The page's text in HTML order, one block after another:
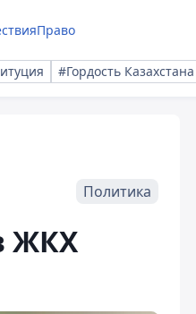
Право
#Гордость Казахстана
Политика
ЖКХ